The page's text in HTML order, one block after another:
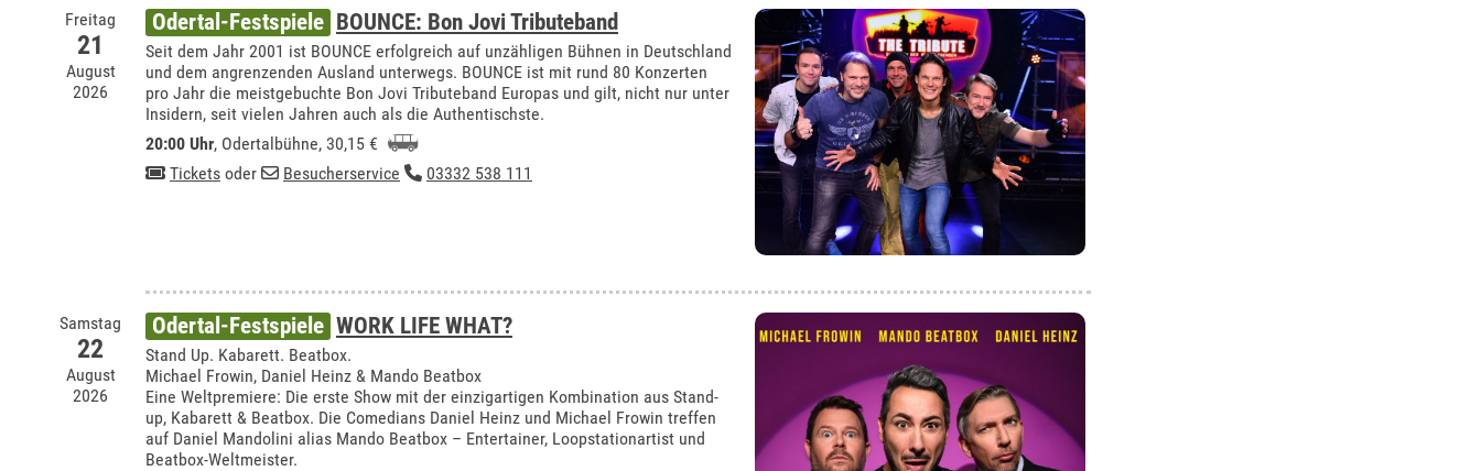
Freitag
21
August
2026
Odertal-Festspiele BOUNCE: Bon Jovi Tributeband
Seit dem Jahr 2001 ist BOUNCE erfolgreich auf unzähligen Bühnen in Deutschland
und dem angrenzenden Ausland unterwegs. BOUNCE ist mit rund 80 Konzerten
pro Jahr die meistgebuchte Bon Jovi Tributeband Europas und gilt, nicht nur unter
Insidern, seit vielen Jahren auch als die Authentischste.
20:00 Uhr, Odertalbühne, 30,15 €
Tickets oder Besucherservice 03332 538 111
Samstag
22
August
2026
Odertal-Festspiele WORK LIFE WHAT?
Stand Up. Kabarett. Beatbox.
Michael Frowin, Daniel Heinz & Mando Beatbox
Eine Weltpremiere: Die erste Show mit der einzigartigen Kombination aus Stand-
up, Kabarett & Beatbox. Die Comedians Daniel Heinz und Michael Frowin treffen
auf Daniel Mandolini alias Mando Beatbox – Entertainer, Loopstationartist und
Beatbox-Weltmeister.